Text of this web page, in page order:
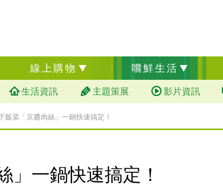
線上購物 嚐鮮生活
生活資訊 主題策展 影片資訊
飯菜「京醬肉絲」一鍋快速搞定！
」一鍋快速搞定！